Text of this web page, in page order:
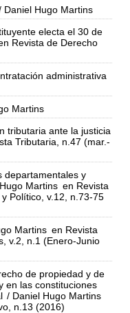
Daniel Hugo Martins
electa el 30 de
Revista de Derecho
administrativa
Martins
tributaria ante la justicia
Tributaria, n.47 (mar.-
departamentales y
Martins en Revista
Político, v.12, n.73-75
Martins en Revista
v.2, n.1 (Enero-Junio
de propiedad y de
en las constituciones
/ Daniel Hugo Martins
n.13 (2016)